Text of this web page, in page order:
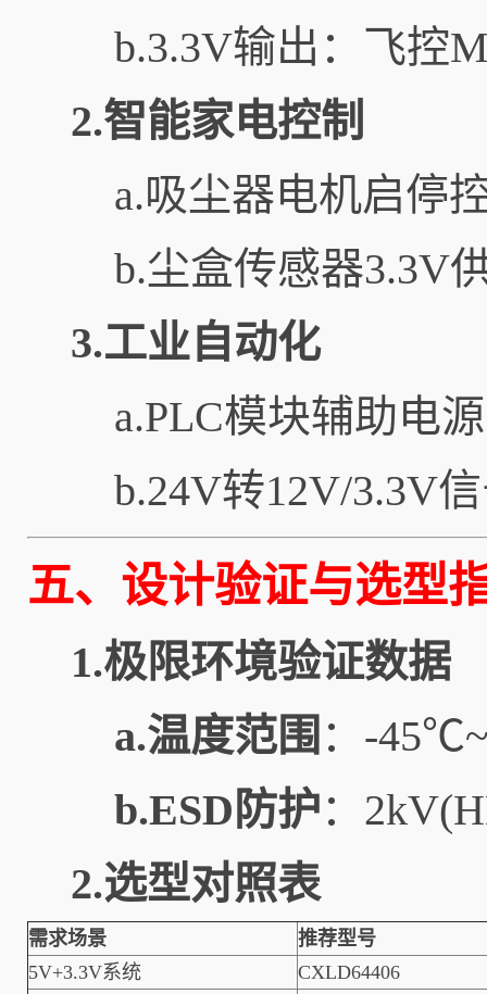
b.3.3V输出：飞控
2.智能家电控制
a.吸尘器电机启停
b.尘盒传感器3.3V
3.工业自动化
a.PLC模块辅助电源
b.24V转12V/3.3V
五、设计验证与选型
1.极限环境验证数据
a.温度范围 ：-
b.ESD防护：
2.选型对照表
需求场景
推荐型号
5V+3.3V系统
CXLD64406